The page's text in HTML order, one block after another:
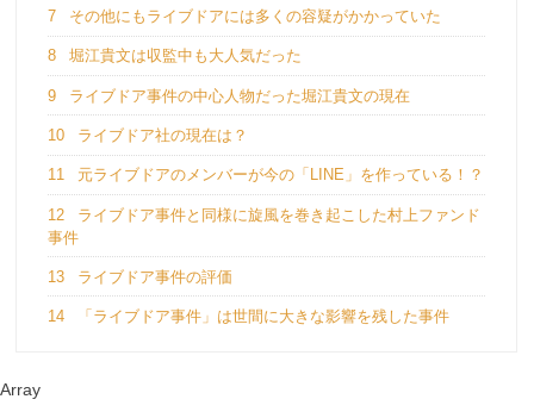
7 その他にもライブドアには多くの容疑がかかっていた
8 堀江貴文は収監中も大人気だった
9 ライブドア事件の中心人物だった堀江貴文の現在
10 ライブドア社の現在は？
11 元ライブドアのメンバーが今の「LINE」を作っている！？
12
ライブドア事件と同様に旋風を巻き起こした村上ファンド
事件
13 ライブドア事件の評価
14 「ライブドア事件」は世間に大きな影響を残した事件
Array